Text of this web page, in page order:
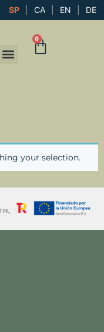
SP CA EN DE
0
your selection.